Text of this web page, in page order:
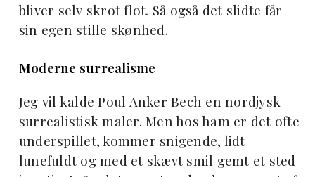
bliver selv skrot flot. Så også det slidte får
sin egen stille skønhed.
Moderne surrealisme
Jeg vil kalde Poul Anker Bech en nordjysk
surrealistisk maler. Men hos ham er det ofte
underspillet, kommer snigende, lidt
lunefuldt og med et skævt smil gemt et sted